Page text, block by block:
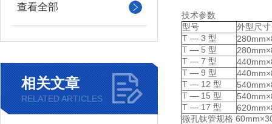
查看全部
相关文章
RELATED ARTICLES
技术参数
型号
外型尺寸
T — 3 型
T — 5 型
T — 7 型
T — 9 型
T — 12 型
T — 15 型
T — 17 型
微孔钛管规格